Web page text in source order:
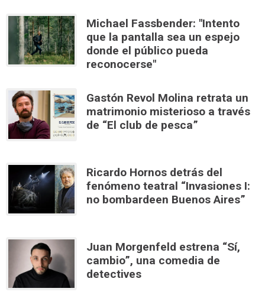
Michael Fassbender: "Intento
que la pantalla sea un espejo
donde el público pueda
reconocerse"
Gastón Revol Molina retrata un
matrimonio misterioso a través
de “El club de pesca”
Ricardo Hornos detrás del
fenómeno teatral “Invasiones I:
no bombardeen Buenos Aires”
Juan Morgenfeld estrena “Sí,
cambio”, una comedia de
detectives